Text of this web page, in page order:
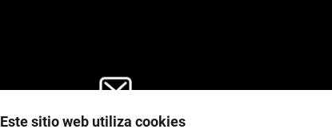
General
Este sitio web utiliza cookies